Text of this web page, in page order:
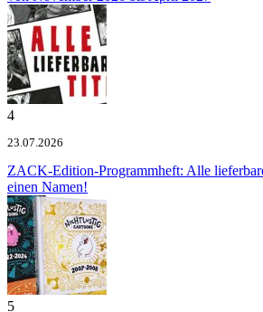
4
23.07.2026
ZACK-Edition-Programmheft: Alle
einen Namen!
5